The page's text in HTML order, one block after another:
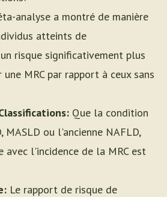
analyse a montré de manière
atteints de
risque significativement plus
MRC par rapport à ceux sans
Que la condition
MASLD ou l'ancienne NAFLD,
avec l'incidence de la MRC est
Le rapport de risque de